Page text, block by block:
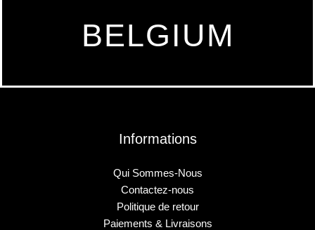
BELGIUM
Informations
Qui Sommes-Nous
Contactez-nous
Politique de retour
Paiements & Livraisons